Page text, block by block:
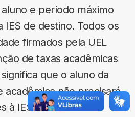
e período máximo
IES de destino. Todos os
firmados pela UEL
de taxas acadêmicas
que o aluno da
acadêmica não precisará
à IES de destino. No